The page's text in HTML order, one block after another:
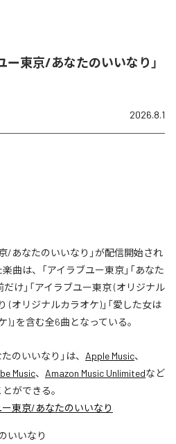
ー東京/あなたのいいなり」
2026.8.1
/あなたのいいなり」が配信開始され
曲は、「アイラブユー東京」「あなた
け」「アイラブユー東京 (オリジナル
(オリジナルカラオケ)」「愛した女は
」を含む全6曲となっている。
のいいなり 」は、 Apple Music、
Music、 Amazon Music Unlimitedなど
ができる。
東京/あなたのいいなり